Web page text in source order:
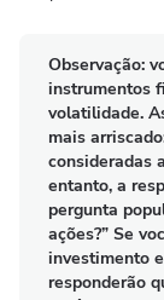
Observação:
instrumentos
volatilidade.
mais
consideradas
entanto, a
pergunta
ações?” Se
investimento
responderão